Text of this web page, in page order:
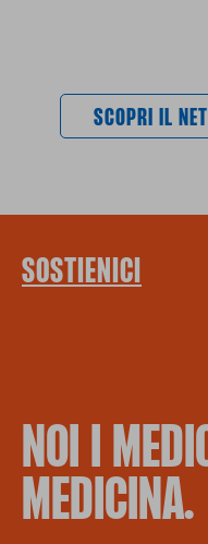
SCOPRI IL
SOSTIENICI
NOI I
MEDICINA.